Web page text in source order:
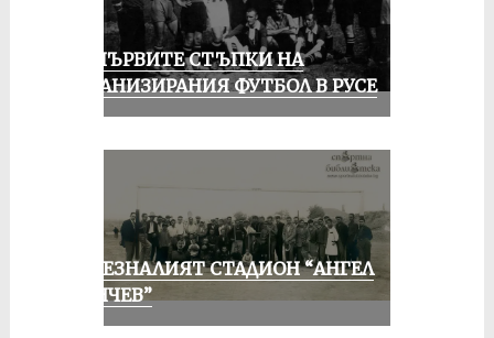
ЗА ПЪРВИТЕ СТЪПКИ НА
ОРГАНИЗИРАНИЯ ФУТБОЛ В РУСЕ
ИЗЧЕЗНАЛИЯТ СТАДИОН “АНГЕЛ
КЪНЧЕВ”